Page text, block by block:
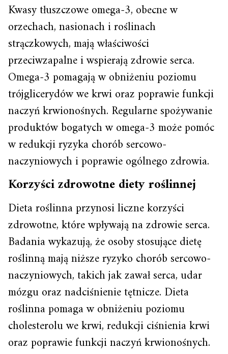
Kwasy tłuszczowe omega-3, obecne w
orzechach, nasionach i roślinach
strączkowych, mają właściwości
przeciwzapalne i wspierają zdrowie serca.
Omega-3 pomagają w obniżeniu poziomu
trójglicerydów we krwi oraz poprawie funkcji
naczyń krwionośnych. Regularne spożywanie
produktów bogatych w omega-3 może pomóc
w redukcji ryzyka chorób sercowo-
naczyniowych i poprawie ogólnego zdrowia.
Korzyści zdrowotne diety roślinnej
Dieta roślinna przynosi liczne korzyści
zdrowotne, które wpływają na zdrowie serca.
Badania wykazują, że osoby stosujące dietę
roślinną mają niższe ryzyko chorób sercowo-
naczyniowych, takich jak zawał serca, udar
mózgu oraz nadciśnienie tętnicze. Dieta
roślinna pomaga w obniżeniu poziomu
cholesterolu we krwi, redukcji ciśnienia krwi
oraz poprawie funkcji naczyń krwionośnych.